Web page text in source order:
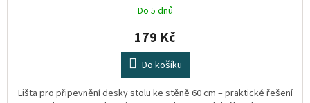
Do 5 dnů
179 Kč
Do košíku
Lišta pro připevnění desky stolu ke stěně 60 cm – praktické řešení